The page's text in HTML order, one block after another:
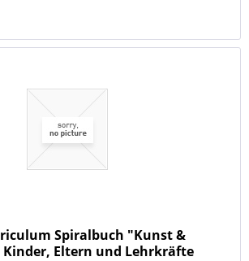
Spiralbuch "Kunst &
Eltern und Lehrkräfte